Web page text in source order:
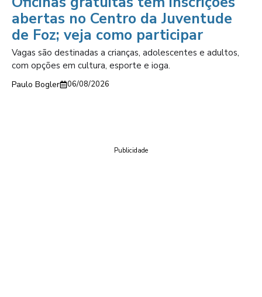
abertas no Centro da Juventude
de Foz; veja como participar
Vagas são destinadas a crianças, adolescentes e adultos,
com opções em cultura, esporte e ioga.
Paulo Bogler 06/08/2026
Publicidade